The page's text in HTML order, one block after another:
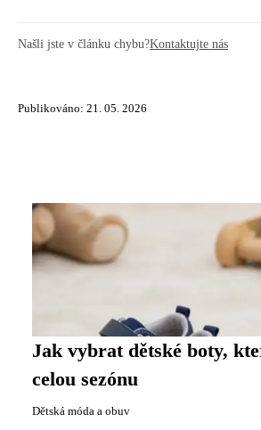
Našli jste v článku chybu?Kontaktujte nás
Publikováno: 21. 05. 2026
Jak vybrat dětské boty,
celou sezónu
Dětská móda a obuv